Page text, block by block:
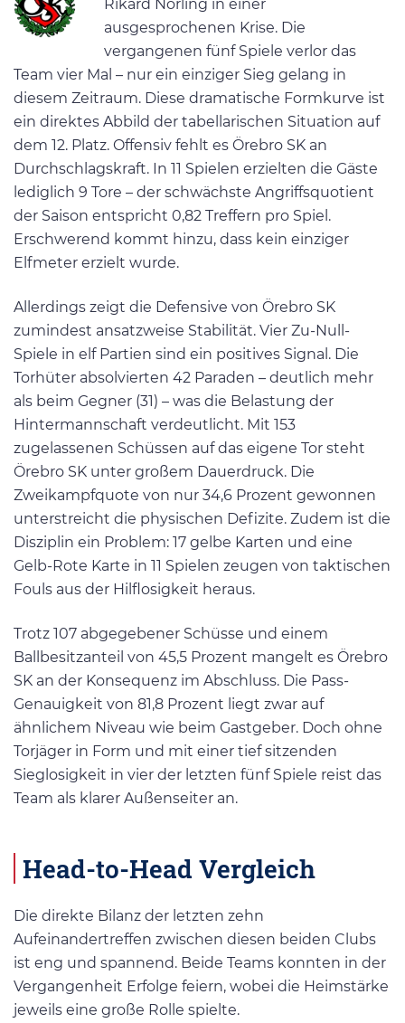
Rikard Norling in einer
ausgesprochenen Krise. Die
vergangenen fünf Spiele verlor das
Team vier Mal – nur ein einziger Sieg gelang in
diesem Zeitraum. Diese dramatische Formkurve ist
ein direktes Abbild der tabellarischen Situation auf
dem 12. Platz. Offensiv fehlt es Örebro SK an
Durchschlagskraft. In 11 Spielen erzielten die Gäste
lediglich 9 Tore – der schwächste Angriffsquotient
der Saison entspricht 0,82 Treffern pro Spiel.
Erschwerend kommt hinzu, dass kein einziger
Elfmeter erzielt wurde.
Allerdings zeigt die Defensive von Örebro SK
zumindest ansatzweise Stabilität. Vier Zu-Null-
Spiele in elf Partien sind ein positives Signal. Die
Torhüter absolvierten 42 Paraden – deutlich mehr
als beim Gegner (31) – was die Belastung der
Hintermannschaft verdeutlicht. Mit 153
zugelassenen Schüssen auf das eigene Tor steht
Örebro SK unter großem Dauerdruck. Die
Zweikampfquote von nur 34,6 Prozent gewonnen
unterstreicht die physischen Defizite. Zudem ist die
Disziplin ein Problem: 17 gelbe Karten und eine
Gelb-Rote Karte in 11 Spielen zeugen von taktischen
Fouls aus der Hilflosigkeit heraus.
Trotz 107 abgegebener Schüsse und einem
Ballbesitzanteil von 45,5 Prozent mangelt es Örebro
SK an der Konsequenz im Abschluss. Die Pass-
Genauigkeit von 81,8 Prozent liegt zwar auf
ähnlichem Niveau wie beim Gastgeber. Doch ohne
Torjäger in Form und mit einer tief sitzenden
Sieglosigkeit in vier der letzten fünf Spiele reist das
Team als klarer Außenseiter an.
Head-to-Head Vergleich
Die direkte Bilanz der letzten zehn
Aufeinandertreffen zwischen diesen beiden Clubs
ist eng und spannend. Beide Teams konnten in der
Vergangenheit Erfolge feiern, wobei die Heimstärke
jeweils eine große Rolle spielte.